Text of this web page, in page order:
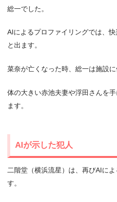
総一でした。
AIによるプロファイリングでは、
と出ます。
菜奈が亡くなった時、総一は施設に
体の大きい赤池夫妻や浮田さんを
ます。
AIが示した犯人
二階堂（横浜流星）は、再びAIに
す。